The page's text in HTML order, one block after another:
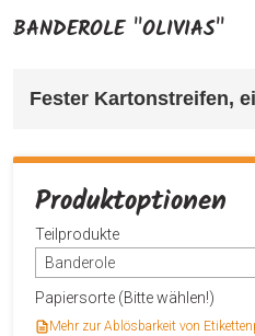
BANDEROLE "OLIVIAS"
Fester Kartonstreifen,
Produktoptionen
Teilprodukte
Banderole
Papiersorte (Bitte wählen!)
Mehr zur Ablösbarkeit von